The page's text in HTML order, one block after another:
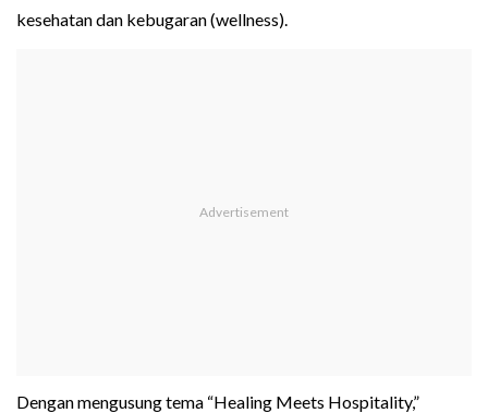
kesehatan dan kebugaran (wellness).
Dengan mengusung tema “Healing Meets Hospitality,”